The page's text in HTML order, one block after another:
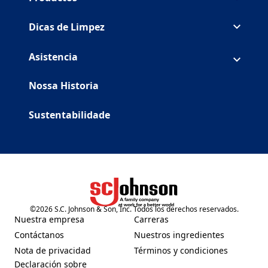
Dicas de Limpez
Asistencia
Nossa Historia
Sustentabilidade
(Opens in a new tab)
©2026S.C. Johnson & Son, Inc. Todos los derechos reservados.
Nuestra empresa
(Opens in a new tab)
Contáctanos
(Opens in a new tab)
Nota de privacidad
(Opens in a new tab)
Declaración sobre
Carreras
(Opens in a new tab)
Nuestros ingredientes
(Opens in a new tab)
Términos y condiciones
(Opens in a new tab)